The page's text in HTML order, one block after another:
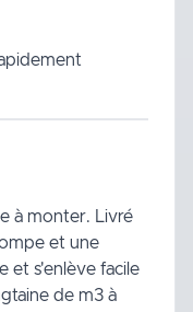
à monter. Livré
et une
et s'enlève facile
de m3 à